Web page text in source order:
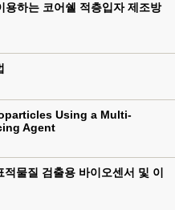
용하는 코어쉘 적층입자 제조방
Using a Multi-
Agent
물질 검출용 바이오센서 및 이